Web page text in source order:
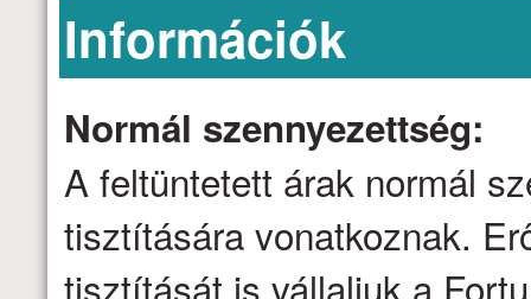
Információk
Normál szennyezettség:
A feltüntetett árak normál
tisztítására vonatkoznak.
tisztítását is vállaljuk a